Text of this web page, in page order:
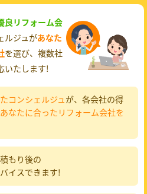
良リフォーム会
ルジュがあなた
を選び、複数社
いたします!
コンシェルジュが、各会社の得
あなたに合ったリフォーム会社を
もり後の
イスできます!